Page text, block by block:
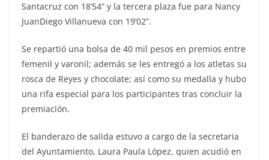
Santacruz con 18’54” y la tercera plaza fue para Nancy
JuanDiego Villanueva con 19’02”.
Se repartió una bolsa de 40 mil pesos en premios entre
femenil y varonil; además se les entregó a los atletas su
rosca de Reyes y chocolate; así como su medalla y hubo
una rifa especial para los participantes tras concluir la
premiación.
El banderazo de salida estuvo a cargo de la secretaria
del Ayuntamiento, Laura Paula López, quien acudió en